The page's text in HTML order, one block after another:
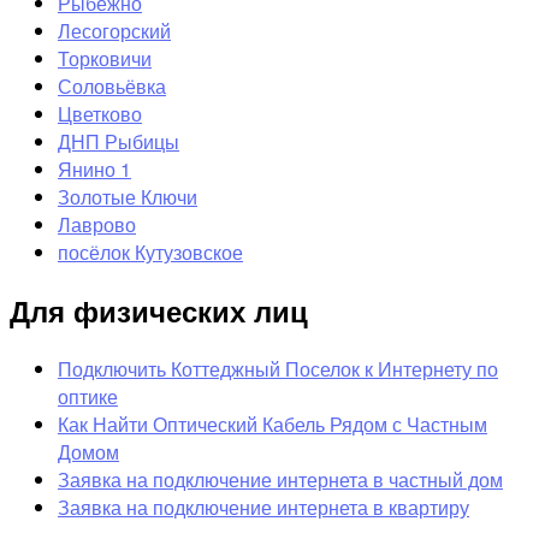
Лесогорский
Торковичи
Соловьёвка
Цветково
ДНП Рыбицы
Янино 1
Золотые Ключи
Лаврово
посёлок Кутузовское
Для физических лиц
Подключить Коттеджный Поселок к Интернету по
оптике
Как Найти Оптический Кабель Рядом с Частным
Домом
Заявка на подключение интернета в частный дом
Заявка на подключение интернета в квартиру